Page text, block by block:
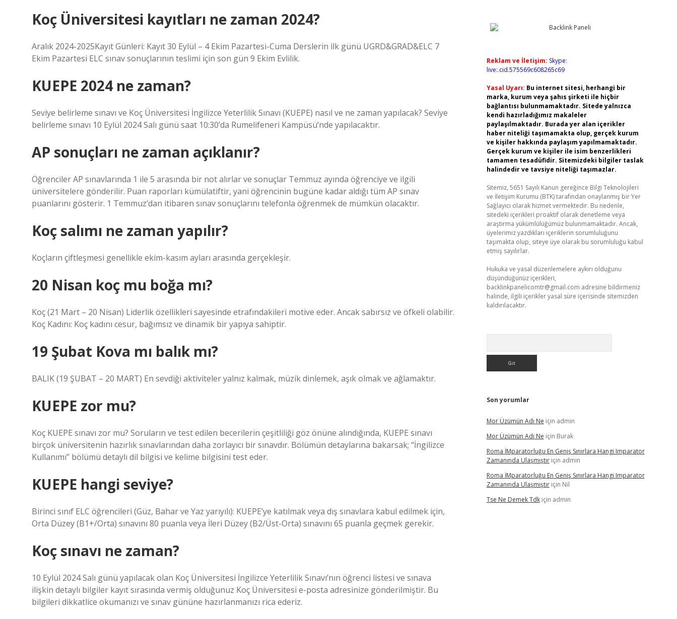
Koç Üniversitesi kayıtları ne zaman 2024?
Aralık 2024-2025Kayıt Günleri: Kayıt 30 Eylül – 4 Ekim Pazartesi-Cuma Derslerin ilk günü UGRD&GRAD&ELC 7
Ekim Pazartesi ELC sınav sonuçlarının teslimi için son gün 9 Ekim Evlilik.
KUEPE 2024 ne zaman?
Seviye belirleme sınavı ve Koç Üniversitesi İngilizce Yeterlilik Sınavı (KUEPE) nasıl ve ne zaman yapılacak? Seviye
belirleme sınavı 10 Eylül 2024 Salı günü saat 10:30’da Rumelifeneri Kampüsü’nde yapılacaktır.
AP sonuçları ne zaman açıklanır?
Öğrenciler AP sınavlarında 1 ile 5 arasında bir not alırlar ve sonuçlar Temmuz ayında öğrenciye ve ilgili
üniversitelere gönderilir. Puan raporları kümülatiftir, yani öğrencinin bugüne kadar aldığı tüm AP sınav
puanlarını gösterir. 1 Temmuz’dan itibaren sınav sonuçlarını telefonla öğrenmek de mümkün olacaktır.
Koç salımı ne zaman yapılır?
Koçların çiftleşmesi genellikle ekim-kasım ayları arasında gerçekleşir.
20 Nisan koç mu boğa mı?
Koç (21 Mart – 20 Nisan) Liderlik özellikleri sayesinde etrafındakileri motive eder. Ancak sabırsız ve öfkeli olabilir.
Koç Kadını: Koç kadını cesur, bağımsız ve dinamik bir yapıya sahiptir.
19 Şubat Kova mı balık mı?
BALIK (19 ŞUBAT – 20 MART) En sevdiği aktiviteler yalnız kalmak, müzik dinlemek, aşık olmak ve ağlamaktır.
KUEPE zor mu?
Koç KUEPE sınavı zor mu? Soruların ve test edilen becerilerin çeşitliliği göz önüne alındığında, KUEPE sınavı
birçok üniversitenin hazırlık sınavlarından daha zorlayıcı bir sınavdır. Bölümün detaylarına bakarsak; “İngilizce
Kullanımı” bölümü detaylı dil bilgisi ve kelime bilgisini test eder.
KUEPE hangi seviye?
Birinci sınıf ELC öğrencileri (Güz, Bahar ve Yaz yarıyılı): KUEPE’ye katılmak veya dış sınavlara kabul edilmek için,
Orta Düzey (B1+/Orta) sınavını 80 puanla veya İleri Düzey (B2/Üst-Orta) sınavını 65 puanla geçmek gerekir.
Koç sınavı ne zaman?
10 Eylül 2024 Salı günü yapılacak olan Koç Üniversitesi İngilizce Yeterlilik Sınavı’nın öğrenci listesi ve sınava
ilişkin detaylı bilgiler kayıt sırasında vermiş olduğunuz Koç Üniversitesi e-posta adresinize gönderilmiştir. Bu
bilgileri dikkatlice okumanızı ve sınav gününe hazırlanmanızı rica ederiz.
Reklam ve İletişim: Skype:
live:.cid.575569c608265c69
Yasal Uyarı: Bu internet sitesi, herhangi bir
marka, kurum veya şahıs şirketi ile hiçbir
bağlantısı bulunmamaktadır. Sitede yalnızca
kendi hazırladığımız makaleler
paylaşılmaktadır. Burada yer alan içerikler
haber niteliği taşımamakta olup, gerçek kurum
ve kişiler hakkında paylaşım yapılmamaktadır.
Gerçek kurum ve kişiler ile isim benzerlikleri
tamamen tesadüfidir. Sitemizdeki bilgiler taslak
halindedir ve tavsiye niteliği taşımazlar.
Sitemiz, 5651 Sayılı Kanun gereğince Bilgi Teknolojileri
ve İletişim Kurumu (BTK) tarafından onaylanmış bir Yer
Sağlayıcı olarak hizmet vermektedir. Bu nedenle,
sitedeki içerikleri proaktif olarak denetleme veya
araştırma yükümlülüğümüz bulunmamaktadır. Ancak,
üyelerimiz yazdıkları içeriklerin sorumluluğunu
taşımakta olup, siteye üye olarak bu sorumluluğu kabul
etmiş sayılırlar.
Hukuka ve yasal düzenlemelere aykırı olduğunu
düşündüğünüz içerikleri,
backlinkpanelicomtr@gmail.com adresine bildirmeniz
halinde, ilgili içerikler yasal süre içerisinde sitemizden
kaldırılacaktır.
Son yorumlar
Mor Üzümün Adı Ne için admin
Mor Üzümün Adı Ne için Burak
Roma İMparatorluğu En Geniş Sınırlara Hangi Imparator
Zamanında Ulaşmıştıriçin admin
Roma İMparatorluğu En Geniş Sınırlara Hangi Imparator
Zamanında Ulaşmıştıriçin Nil
Tse Ne Demek Tdkiçin admin